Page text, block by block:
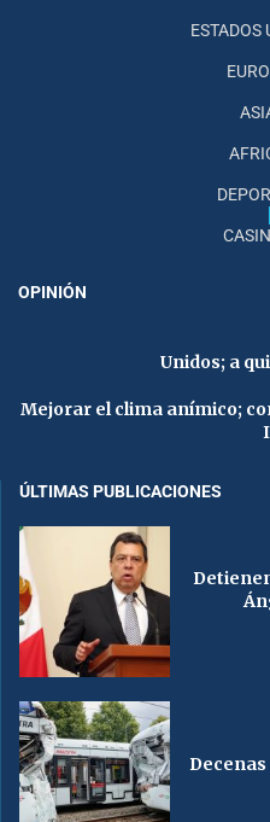
ESTADOS
OPINIÓN
Unidos; a
Mejorar el clima anímico;
ÚLTIMAS PUBLICACIONES